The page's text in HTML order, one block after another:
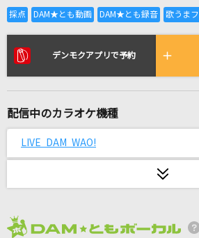
全国りれき
リアルタイムで歌われてい
VALENTI
悲しみの恋世界
デンモクアプリで予約
配信中のカラオケ機種
LIVE DAM WAO!